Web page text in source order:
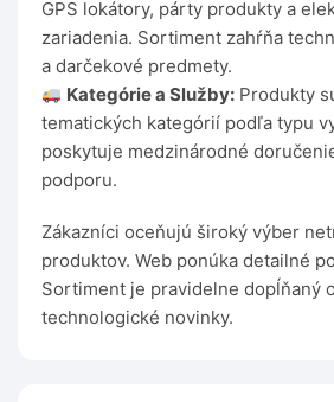
GPS lokátory, párty produkty a
zariadenia. Sortiment zahŕňa
a darčekové predmety.
Kategórie a Služby: Produkty
tematických kategórií podľa typu
poskytuje medzinárodné
podporu.
Zákazníci oceňujú široký výber
produktov. Web ponúka detailné
Sortiment je pravidelne dopĺňaný
technologické novinky.